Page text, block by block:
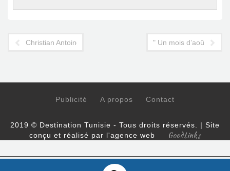
Christian Antoine: l'ami de Djerba s'en est allé" Un mois d’août
Publicité A propos Contact
2019 © Destination Tunisie - Tous droits réservés. | Site
conçu et réalisé par l'agence web
GoodLinks